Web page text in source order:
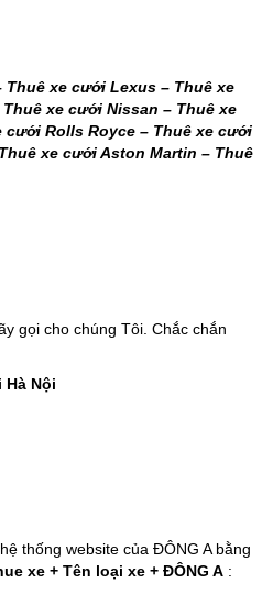
Thuê xe cưới Lexus – Thuê xe
Thuê xe cưới Nissan – Thuê xe
cưới Rolls Royce – Thuê xe cưới
Thuê xe cưới Aston Martin – Thuê
gọi cho chúng Tôi. Chắc chắn
Hà Nội
thống website của ĐÔNG A bằng
xe + Tên loại xe + ĐÔNG A :